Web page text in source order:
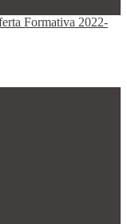
Formativa 2022-